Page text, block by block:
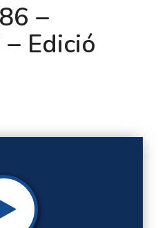
–
Edició